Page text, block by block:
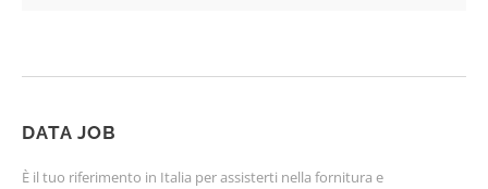
DATA JOB
È il tuo riferimento in Italia per assisterti nella fornitura e